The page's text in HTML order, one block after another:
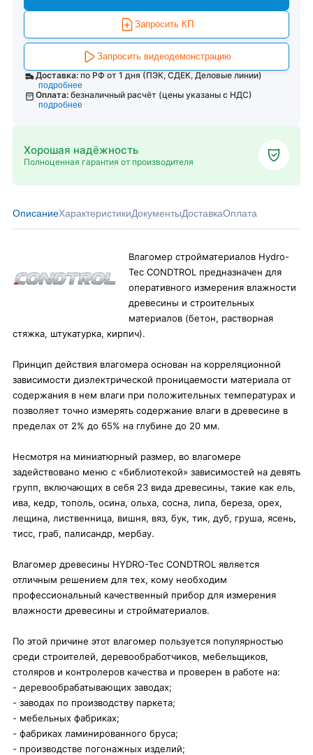
Запросить КП
Запросить видеодемонстрацию
Доставка: по РФ от 1 дня (ПЭК, СДЕК, Деловые линии)
подробнее
Оплата: безналичный расчёт (цены указаны с НДС)
подробнее
Хорошая надёжность
Полноценная гарантия от производителя
ОписаниеХарактеристикиДокументыДоставкаОплата
Влагомер стройматериалов Hydro-
Tec CONDTROL предназначен для
оперативного измерения влажности
древесины и строительных
материалов (бетон, растворная
стяжка, штукатурка, кирпич).
Принцип действия влагомера основан на корреляционной
зависимости диэлектрической проницаемости материала от
содержания в нем влаги при положительных температурах и
позволяет точно измерять содержание влаги в древесине в
пределах от 2% до 65% на глубине до 20 мм.
Несмотря на миниатюрный размер, во влагомере
задействовано меню с «библиотекой» зависимостей на девять
групп, включающих в себя 23 вида древесины, такие как ель,
ива, кедр, тополь, осина, ольха, сосна, липа, береза, орех,
лещина, лиственница, вишня, вяз, бук, тик, дуб, груша, ясень,
тисс, граб, палисандр, мербау.
Влагомер древесины HYDRO-Tec CONDTROL является
отличным решением для тех, кому необходим
профессиональный качественный прибор для измерения
влажности древесины и стройматериалов.
По этой причине этот влагомер пользуется популярностью
среди строителей, деревообработчиков, мебельщиков,
столяров и контролеров качества и проверен в работе на:
- деревообрабатывающих заводах;
- заводах по производству паркета;
- мебельных фабриках;
- фабриках ламинированного бруса;
- производстве погонажных изделий;